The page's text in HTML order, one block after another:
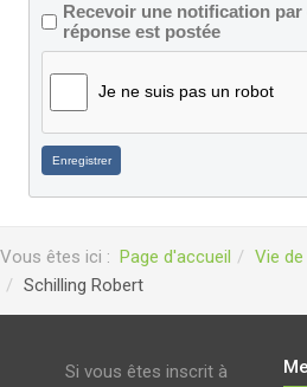
Recevoir une notification par
réponse est postée
Je ne suis pas un robot
Enregistrer
Vous êtes ici : Page d'accueil Vie
Schilling Robert
Si vous êtes inscrit à